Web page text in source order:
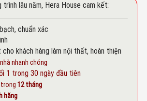
trình lâu năm, Hera House cam kết:
chuẩn xác
khách hàng làm nội thất, hoàn thiện
nhanh chóng
1 trong 30 ngày đầu tiên
trong 12 tháng
hãng